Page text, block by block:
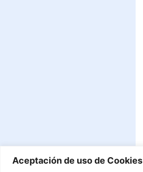
Aceptación de uso de Cookies